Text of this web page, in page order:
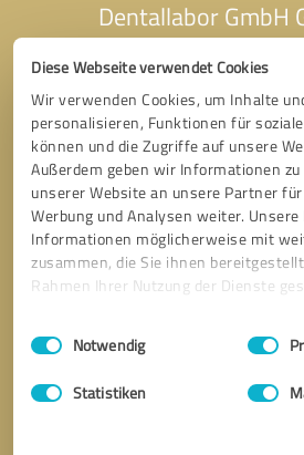
Diese Webseite verwendet Cookies
Wir verwenden Cookies, um Inhalte
personalisieren, Funktionen für
können und die Zugriffe auf unsere
Außerdem geben wir Informationen
unserer Website an unsere Partner
Werbung und Analysen weiter.
Informationen möglicherweise mit
zusammen, die Sie ihnen
Rahmen Ihrer Nutzung der Dienste
Impressum
Einwilligungsauswahl
Notwendig
Statistiken
Dentallabor GmbH